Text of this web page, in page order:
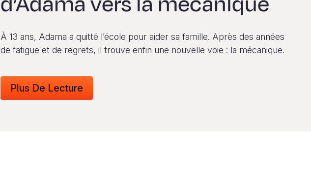
À 13 ans, Adama a quitté l’école pour aider sa famille. Après des années
de fatigue et de regrets, il trouve enfin une nouvelle voie : la mécanique.
Plus De Lecture